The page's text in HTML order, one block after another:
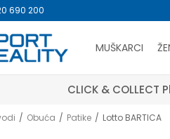
690 200
MUŠKARCI
CLICK &
Obuća Patike Lotto BARTICA